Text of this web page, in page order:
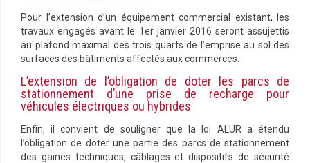
Pour l’extension d’un équipement commercial existant, les
travaux engagés avant le 1er janvier 2016 seront assujettis
au plafond maximal des trois quarts de l’emprise au sol des
surfaces des bâtiments affectés aux commerces.
L’extension de l’obligation de doter les parcs de
stationnement d’une prise de recharge pour
véhicules électriques ou hybrides
Enfin, il convient de souligner que la loi ALUR a étendu
l’obligation de doter une partie des parcs de stationnement
des gaines techniques, câblages et dispositifs de sécurité